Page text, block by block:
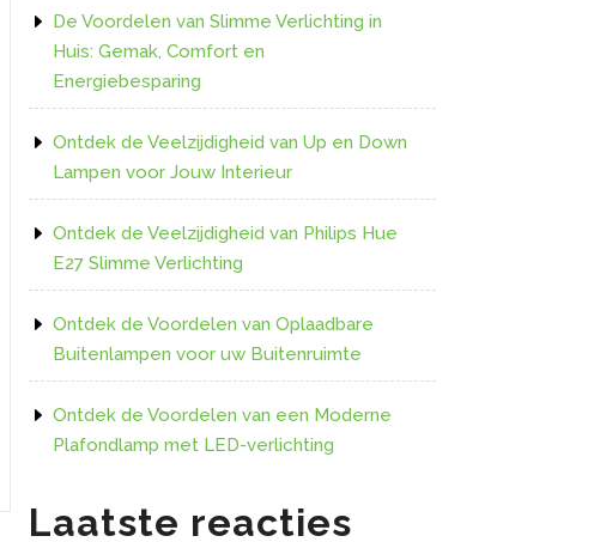
De Voordelen van Slimme Verlichting in
Huis: Gemak, Comfort en
Energiebesparing
Ontdek de Veelzijdigheid van Up en Down
Lampen voor Jouw Interieur
Ontdek de Veelzijdigheid van Philips Hue
E27 Slimme Verlichting
Ontdek de Voordelen van Oplaadbare
Buitenlampen voor uw Buitenruimte
Ontdek de Voordelen van een Moderne
Plafondlamp met LED-verlichting
Laatste reacties